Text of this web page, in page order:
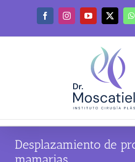
FacebookInstagramYouTube
X
Desplazamiento de
mamarias